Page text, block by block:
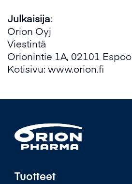
Julkaisija:
Orion Oyj
Viestintä
Orionintie 1A, 02101 Espoo
Kotisivu:www.orion.fi
Tuotteet